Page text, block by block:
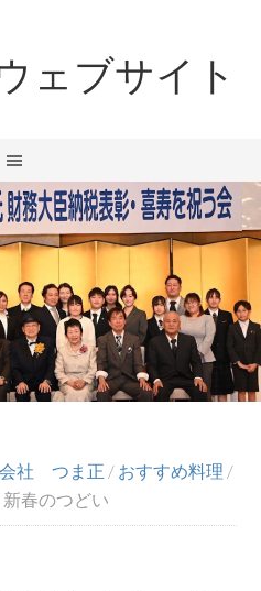
ェブサイト
社 つま正 / おすすめ料理 /
春のつどい